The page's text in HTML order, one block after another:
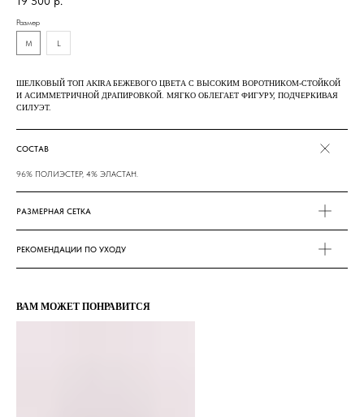
Размер
М L
ШЕЛКОВЫЙ ТОП AKIRA БЕЖЕВОГО ЦВЕТА С ВЫСОКИМ ВОРОТНИКОМ-СТОЙКОЙ
И АСИММЕТРИЧНОЙ ДРАПИРОВКОЙ. МЯГКО ОБЛЕГАЕТ ФИГУРУ, ПОДЧЕРКИВАЯ
СИЛУЭТ.
СОСТАВ
96% ПОЛИЭСТЕР, 4% ЭЛАСТАН.
РАЗМЕРНАЯ СЕТКА
РЕКОМЕНДАЦИИ ПО УХОДУ
ВАМ МОЖЕТ ПОНРАВИТСЯ